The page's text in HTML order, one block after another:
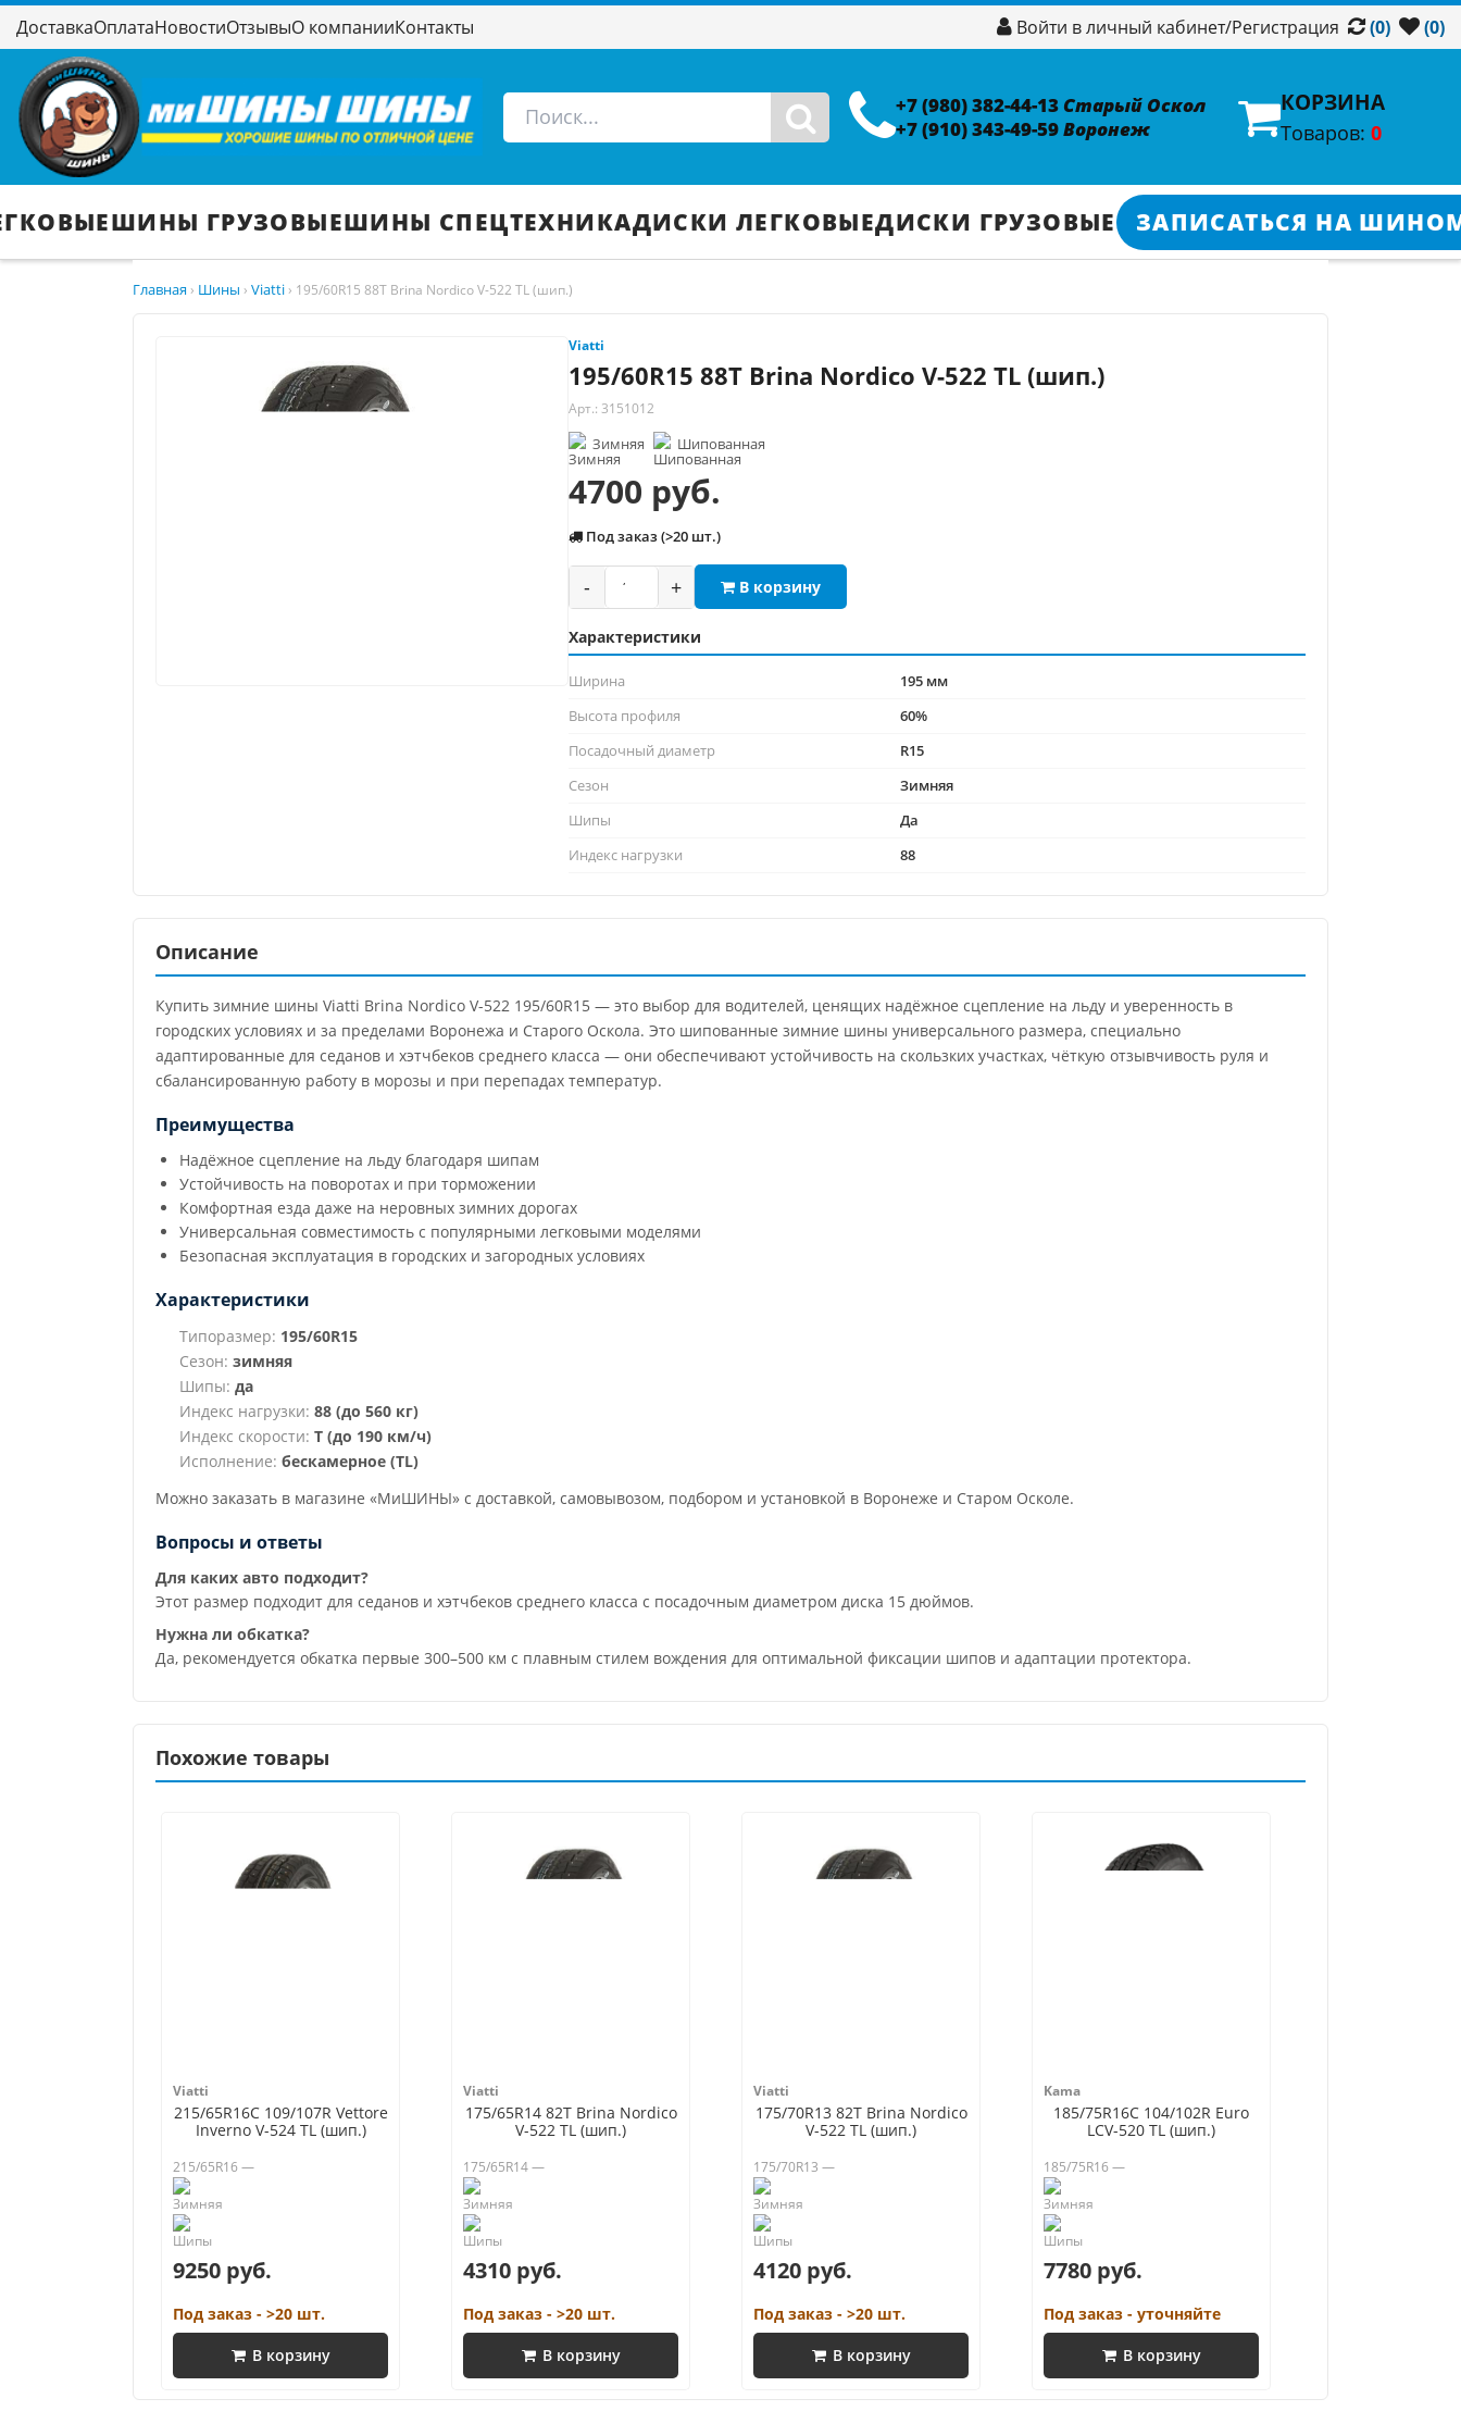
ДоставкаОплатаНовостиОтзывыО компанииКонтакты Войти в личный кабинет/Регистрация (0) (0)
+7 (980) 382-44-13 Старый Оскол
+7 (910) 343-49-59Воронеж
КОРЗИНА
Товаров: 0
ШИНЫ ГРУЗОВЫЕШИНЫ СПЕЦТЕХНИКАДИСКИ ЛЕГКОВЫЕДИСКИ ГРУЗОВЫЕ ЗАПИСАТЬСЯ НА
Главная › Шины › Viatti › 195/60R15 88T Brina Nordico V-522 TL (шип.)
Viatti
195/60R15 88T Brina Nordico V-522 TL (шип.)
Арт.: 3151012
Зимняя Шипованная
4700 руб.
Под заказ (>20 шт.)
- + В корзину
Характеристики
Ширина
195 мм
Высота профиля
60%
Посадочный диаметр
R15
Сезон
Зимняя
Шипы
Да
Индекс нагрузки
88
Описание
Купить зимние шины Viatti Brina Nordico V-522 195/60R15 — это выбор для водителей, ценящих надёжное сцепление на льду и уверенность в
городских условиях и за пределами Воронежа и Старого Оскола. Это шипованные зимние шины универсального размера, специально
адаптированные для седанов и хэтчбеков среднего класса — они обеспечивают устойчивость на скользких участках, чёткую отзывчивость руля и
сбалансированную работу в морозы и при перепадах температур.
Преимущества
Надёжное сцепление на льду благодаря шипам
Устойчивость на поворотах и при торможении
Комфортная езда даже на неровных зимних дорогах
Универсальная совместимость с популярными легковыми моделями
Безопасная эксплуатация в городских и загородных условиях
Характеристики
Типоразмер: 195/60R15
Сезон: зимняя
Шипы: да
Индекс нагрузки: 88 (до 560 кг)
Индекс скорости: T (до 190 км/ч)
Исполнение: бескамерное (TL)
Можно заказать в магазине «МиШИНЫ» с доставкой, самовывозом, подбором и установкой в Воронеже и Старом Осколе.
Вопросы и ответы
Для каких авто подходит?
Этот размер подходит для седанов и хэтчбеков среднего класса с посадочным диаметром диска 15 дюймов.
Нужна ли обкатка?
Да, рекомендуется обкатка первые 300–500 км с плавным стилем вождения для оптимальной фиксации шипов и адаптации протектора.
Похожие товары
Viatti
215/65R16C 109/107R Vettore
Inverno V-524 TL (шип.)
215/65R16 —
9250 руб.
Под заказ - >20 шт.
В корзину
Viatti
175/65R14 82T Brina Nordico
V-522 TL (шип.)
175/65R14 —
4310 руб.
Под заказ - >20 шт.
В корзину
Viatti
175/70R13 82T Brina Nordico
V-522 TL (шип.)
175/70R13 —
4120 руб.
Под заказ - >20 шт.
В корзину
Kama
185/75R16C 104/102R Euro
LCV-520 TL (шип.)
185/75R16 —
7780 руб.
Под заказ - уточняйте
В корзину